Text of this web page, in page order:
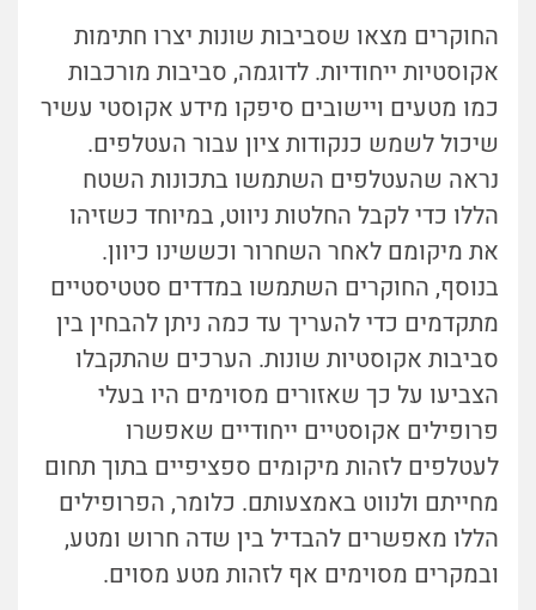
החוקרים מצאו שסביבות שונות יצרו חתימות
אקוסטיות ייחודיות. לדוגמה, סביבות מורכבות
כמו מטעים ויישובים סיפקו מידע אקוסטי עשיר
שיכול לשמש כנקודות ציון עבור העטלפים.
נראה שהעטלפים השתמשו בתכונות השטח
הללו כדי לקבל החלטות ניווט, במיוחד כשזיהו
את מיקומם לאחר השחרור וכששינו כיוון.
בנוסף, החוקרים השתמשו במדדים סטטיסטיים
מתקדמים כדי להעריך עד כמה ניתן להבחין בין
סביבות אקוסטיות שונות. הערכים שהתקבלו
הצביעו על כך שאזורים מסוימים היו בעלי
פרופילים אקוסטיים ייחודיים שאפשרו
לעטלפים לזהות מיקומים ספציפיים בתוך תחום
מחייתם ולנווט באמצעותם. כלומר, הפרופילים
הללו מאפשרים להבדיל בין שדה חרוש ומטע,
ובמקרים מסוימים אף לזהות מטע מסוים.